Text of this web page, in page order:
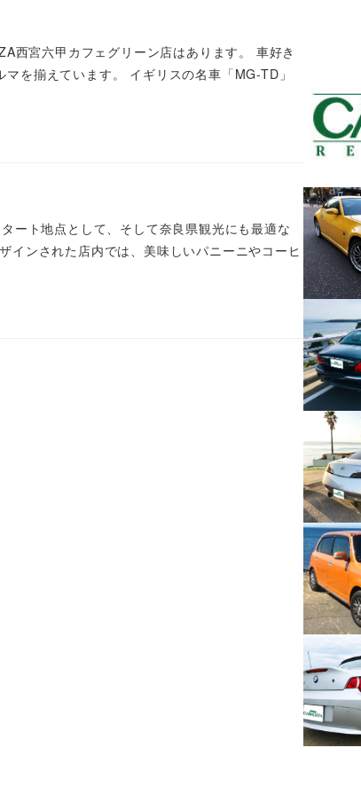
西宮六甲カフェグリーン店はあります。 車好き
を揃えています。 イギリスの名車「MG-TD」
ート地点として、そして奈良県観光にも最適な
ンされた店内では、美味しいパニーニやコーヒ